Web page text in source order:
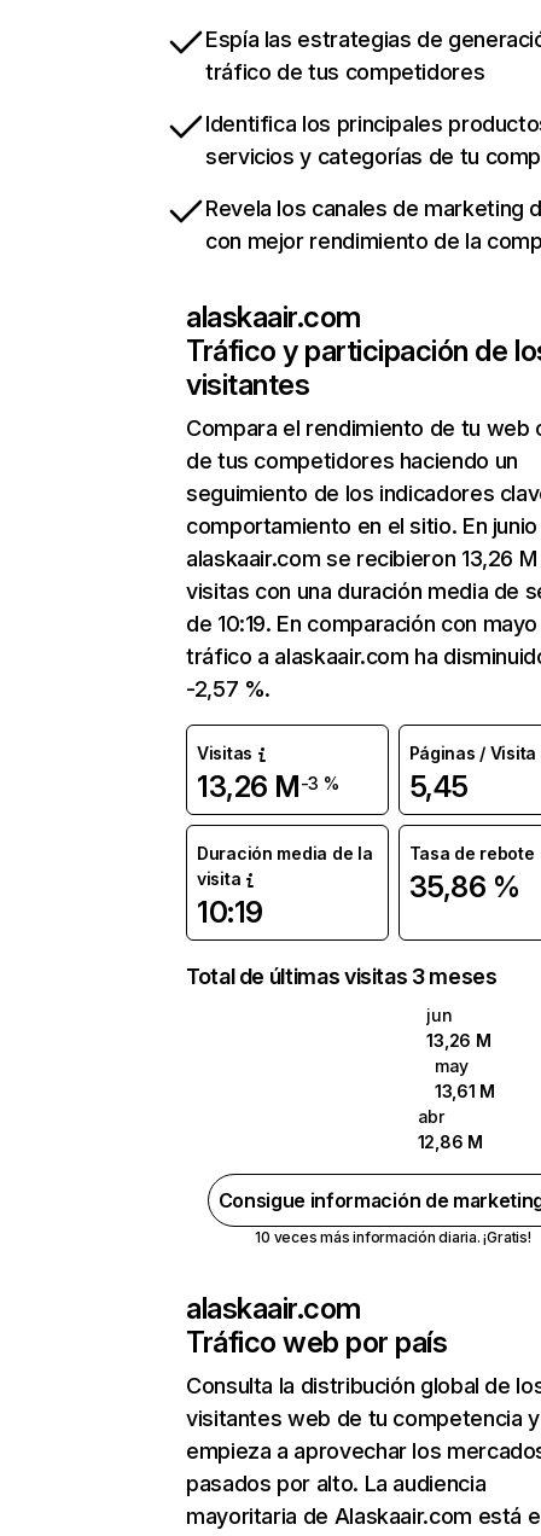
Espía las estrategias de
tráfico de tus competidores
Identifica los principales
servicios y categorías de tu
Revela los canales de marketing
con mejor rendimiento de la
alaskaair.com
Tráfico y participación de
visitantes
Compara el rendimiento de tu web
de tus competidores haciendo un
seguimiento de los indicadores
comportamiento en el sitio. En junio
alaskaair.com se recibieron 13,26 M
visitas con una duración media de
de 10:19. En comparación con
tráfico a alaskaair.com ha
-2,57 %.
Visitas
13,26 M-3 %
Páginas / Visita
5,45
Duración media de la
visita
10:19
Tasa de rebote
35,86 %
Total de últimas visitas 3 meses
jun
13,26 M
may
13,61 M
abr
12,86 M
Consigue información de
10 veces más información diaria. ¡Gratis!
alaskaair.com
Tráfico web por país
Consulta la distribución global de
visitantes web de tu competencia y
empieza a aprovechar los
pasados por alto. La audiencia
mayoritaria de Alaskaair.com está